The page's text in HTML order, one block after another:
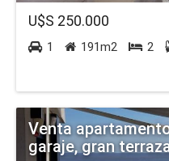
U$S 250.000
1 191m2 2
Venta
garaje, gran